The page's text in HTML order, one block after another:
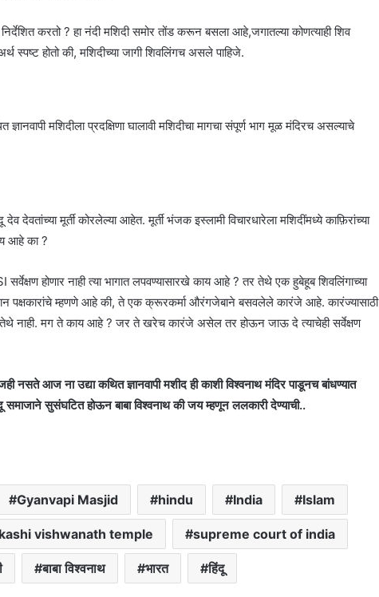
करतो ? हा नंदी मशिदी समोर तोंड करून बसला आहे,जगातल्या कोणत्याही शिव
स्पष्ट होतो की, मशिदीच्या जागी शिवलिंगच असले पाहिजे.
मशिदीला प्रदक्षिणा घालावी मशिदीचा मागचा संपूर्ण भाग मूळ मंदिरच असल्याचे
देवतांच्या मूर्ती कोरलेल्या आहेत. मूर्ती भंजक इस्लामी विचारधारेला मशिदींमध्ये काफ़िरांच्या
आहे का ?
होणार नाही त्या भागात लपवण्यासारखे काय आहे ? तर तेथे एक हुबेहूब शिवलिंगाच्या
पक्षकारांचे म्हणणे आहे की, ते एक क्रूरकर्मा औरंगजेबाने बसवलेले कारंजे आहे. कारंज्यासाठी
तेथे नाही. मग ते काय आहे ? जर ते खरेच कारंजे असेल तर होऊन जाऊ दे त्याचेही सर्वेक्षण
नसते आज ना उद्या कथित ज्ञानवापी मशीद ही काशी विश्वनाथ मंदिर पाडूनच बांधण्यात
सुसंघटित होऊन बाबा विश्वनाथ की जय म्हणून ललकारी देण्याची..
Gyanvapi Masjid hindu India Islam
vishwanath temple supreme court of india
बाबा विश्वनाथ भारत हिंदू